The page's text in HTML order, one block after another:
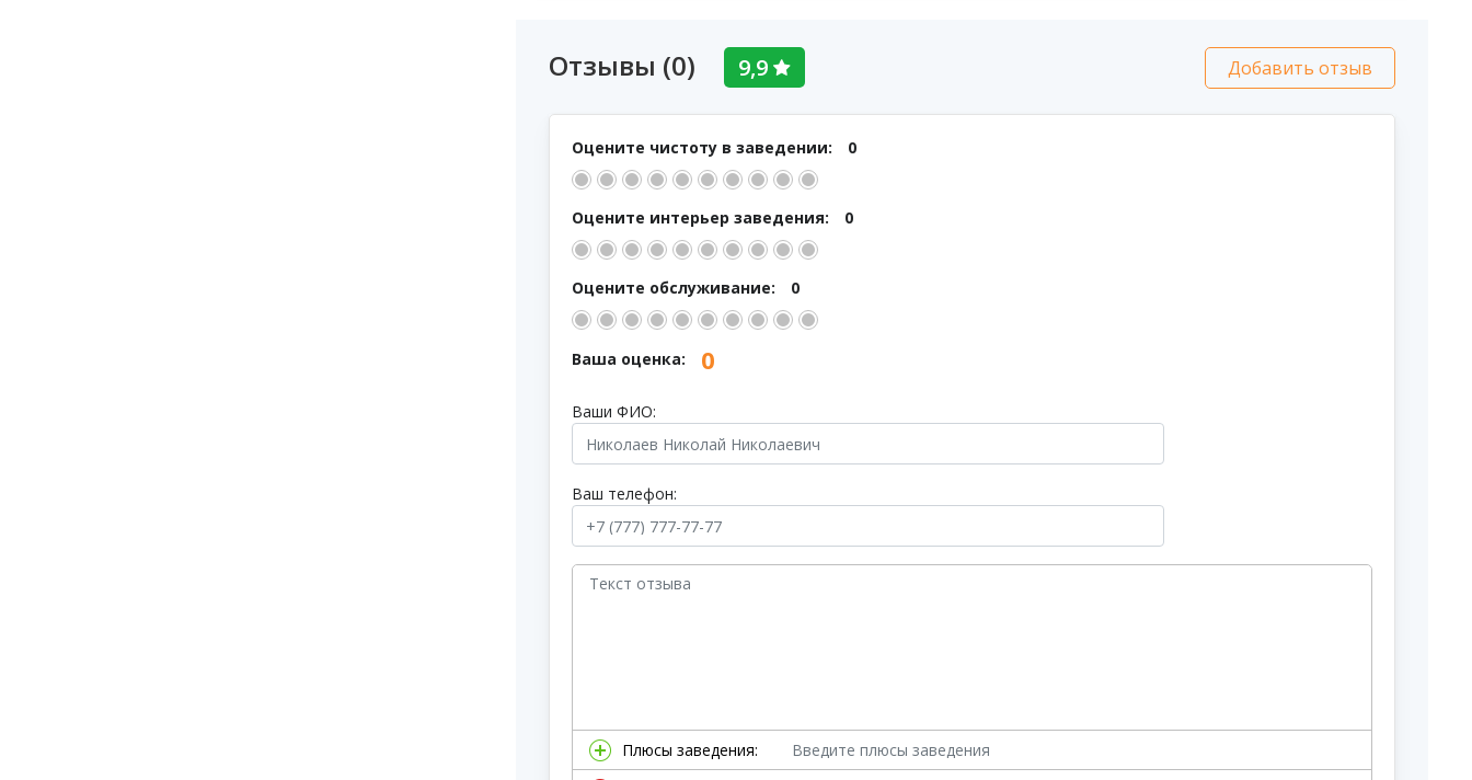
Добавить отзыв
Отзывы (0) 9,9
Оцените чистоту в заведении: 0
Оцените интерьер заведения: 0
Оцените обслуживание: 0
Ваша оценка: 0
Ваши ФИО:
Ваш телефон:
Плюсы заведения: